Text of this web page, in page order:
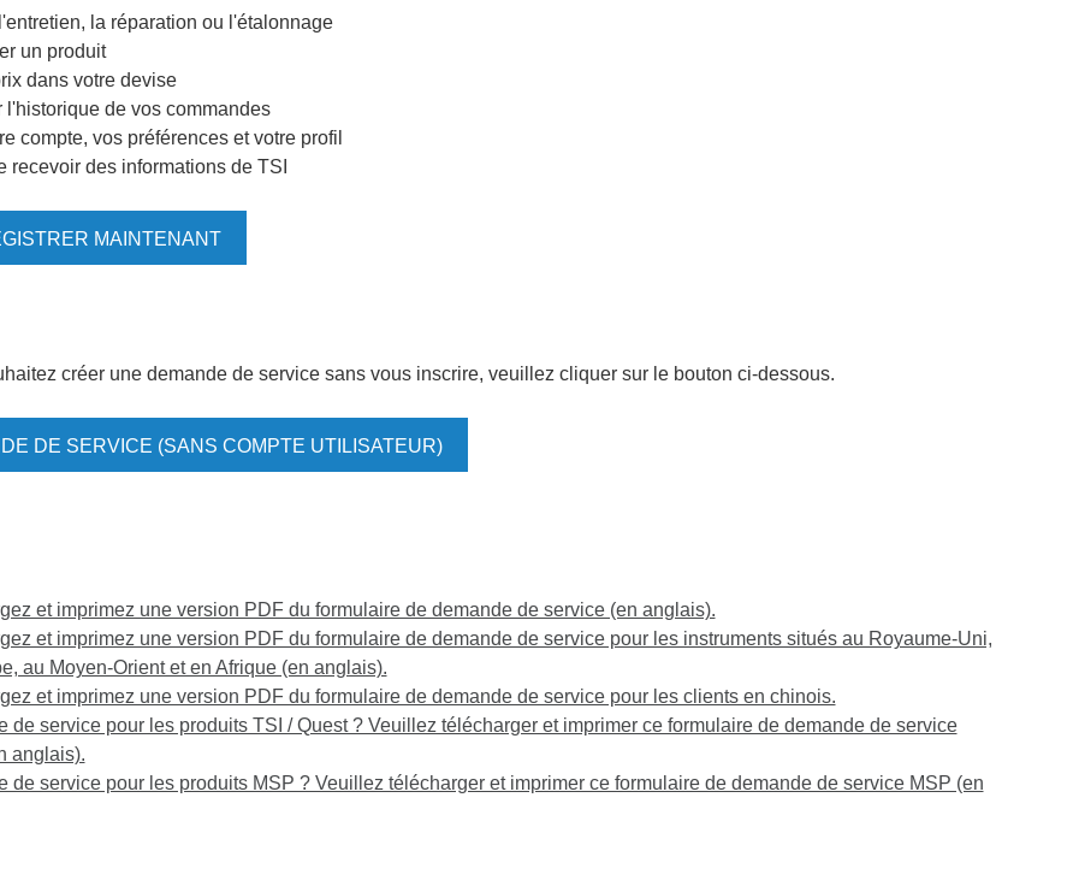
la réparation ou l'étalonnage
un produit
dans votre devise
l'historique de vos commandes
compte, vos préférences et votre profil
recevoir des informations de TSI
MAINTENANT
créer une demande de service sans vous inscrire, veuillez cliquer sur le bouton ci-dessous.
DE SERVICE (SANS COMPTE UTILISATEUR)
et imprimez une version PDF du formulaire de demande de service (en anglais).
et imprimez une version PDF du formulaire de demande de service pour les instruments situés au Royaume-Uni,
au Moyen-Orient et en Afrique (en anglais).
et imprimez une version PDF du formulaire de demande de service pour les clients en chinois.
de service pour les produits TSI / Quest ? Veuillez télécharger et imprimer ce formulaire de demande de service
anglais).
de service pour les produits MSP ? Veuillez télécharger et imprimer ce formulaire de demande de service MSP (en